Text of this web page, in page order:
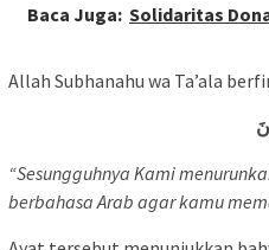
Baca Juga: Solidaritas
Allah Subhanahu wa Ta’ala
“Sesungguhnya Kami
berbahasa Arab agar kamu